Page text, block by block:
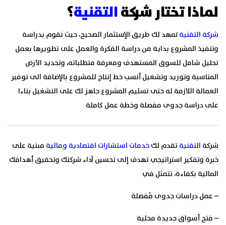
لماذا تختار شركةالتقنية؟
شركة التقنيةتمهد لك طريق الإستثمار الصحيح، حيث نقوم بدراسة
وتنفيذ المشروع بداية من دراسة الفكرة والعمل على تطويرها بعمل
تحليل شامل للسوق المستهدف ومعرفة متطلباته، وتحديد الأرض
المناسبة وتوريد وتشغيل أنسب خط إنتاج للمشروع بالإضافة الى توفير
العمالة اللازمة له حتى تسليم المشروع جاهز لك على التشغيل بناءا
على دراسة جدوى مفصلة وخطة عمل كاملة
شركة التقنيةتقدم لكخدمات استشارات اقتصادية ومالية مبنية على
خبرة وتفكير استراتيجي تهدف إلى تحسين آداء شركتك وتحقيق أهدافك
المالية بكفاءة، تتمثل في
– عمل دراسات جدوى مُفصلة
– فتح أسواق جديدة محلية